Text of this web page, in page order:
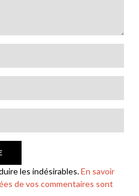
les indésirables.En savoir
de vos commentaires sont